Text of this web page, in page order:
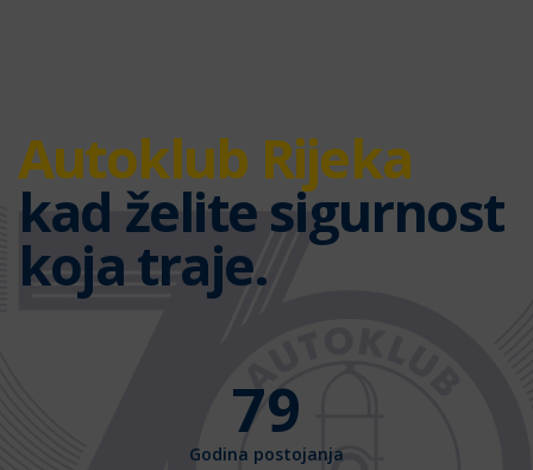
Autoklub Rijeka
kad želite sigurnost
koja traje.
79
Godina postojanja